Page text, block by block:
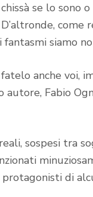
se lo sono o
come
siamo
anche voi,
Fabio
sospesi tra
di